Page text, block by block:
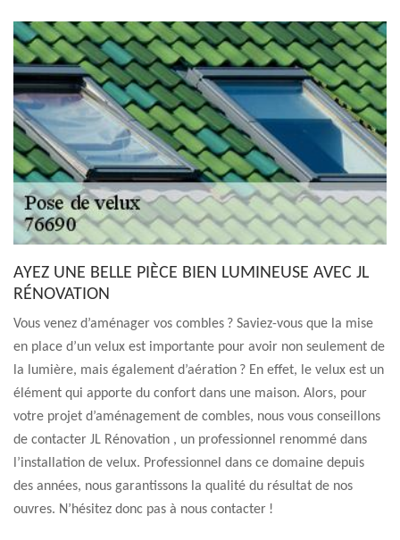
AYEZ UNE BELLE PIÈCE BIEN LUMINEUSE AVEC JL
RÉNOVATION
Vous venez d’aménager vos combles ? Saviez-vous que la mise
en place d’un velux est importante pour avoir non seulement de
la lumière, mais également d’aération ? En effet, le velux est un
élément qui apporte du confort dans une maison. Alors, pour
votre projet d’aménagement de combles, nous vous conseillons
de contacter JL Rénovation , un professionnel renommé dans
l’installation de velux. Professionnel dans ce domaine depuis
des années, nous garantissons la qualité du résultat de nos
ouvres. N’hésitez donc pas à nous contacter !